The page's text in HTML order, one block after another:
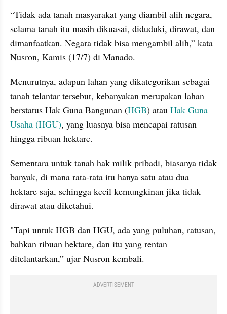
“Tidak ada tanah masyarakat yang diambil alih negara,
selama tanah itu masih dikuasai, diduduki, dirawat, dan
dimanfaatkan. Negara tidak bisa mengambil alih,” kata
Nusron, Kamis (17/7) di Manado.
Menurutnya, adapun lahan yang dikategorikan sebagai
tanah telantar tersebut, kebanyakan merupakan lahan
berstatus Hak Guna Bangunan (HGB) atau Hak Guna
Usaha (HGU), yang luasnya bisa mencapai ratusan
hingga ribuan hektare.
Sementara untuk tanah hak milik pribadi, biasanya tidak
banyak, di mana rata-rata itu hanya satu atau dua
hektare saja, sehingga kecil kemungkinan jika tidak
dirawat atau diketahui.
"Tapi untuk HGB dan HGU, ada yang puluhan, ratusan,
bahkan ribuan hektare, dan itu yang rentan
ditelantarkan,” ujar Nusron kembali.
ADVERTISEMENT